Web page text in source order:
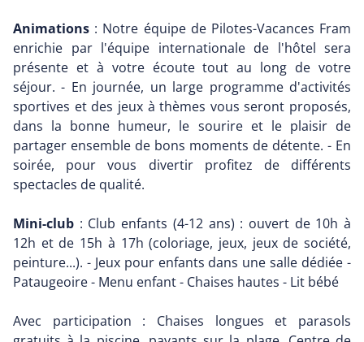
Animations : Notre équipe de Pilotes-Vacances Fram
enrichie par l'équipe internationale de l'hôtel sera
présente et à votre écoute tout au long de votre
séjour. - En journée, un large programme d'activités
sportives et des jeux à thèmes vous seront proposés,
dans la bonne humeur, le sourire et le plaisir de
partager ensemble de bons moments de détente. - En
soirée, pour vous divertir profitez de différents
spectacles de qualité.
Mini-club : Club enfants (4-12 ans) : ouvert de 10h à
12h et de 15h à 17h (coloriage, jeux, jeux de société,
peinture...). - Jeux pour enfants dans une salle dédiée -
Pataugeoire - Menu enfant - Chaises hautes - Lit bébé
Avec participation : Chaises longues et parasols